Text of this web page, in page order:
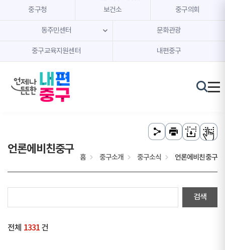
본문 내용 바로가기
주메뉴 바로가기
중구청 보건소 중구의회
동주민센터 문화관광
중구교육지원센터 내편중구
언론에비친중구
홈 중구소개 중구소식 언론에비친중구
전체 1331 건